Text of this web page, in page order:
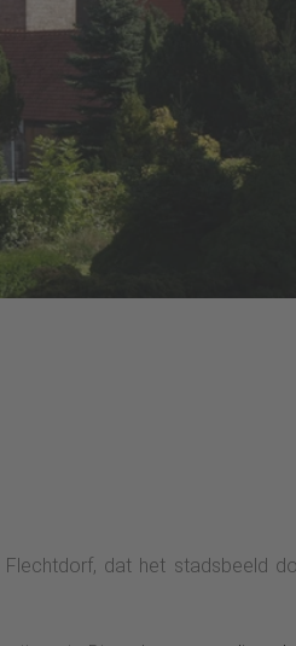
dat het stadsbeeld